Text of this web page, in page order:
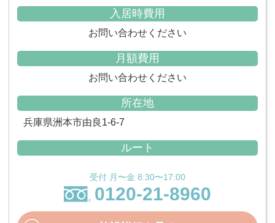
入居時費用
お問い合わせください
月額費用
お問い合わせください
所在地
兵庫県洲本市由良1-6-7
ルート
受付 月〜金 8:30〜17:00
0120-21-8960